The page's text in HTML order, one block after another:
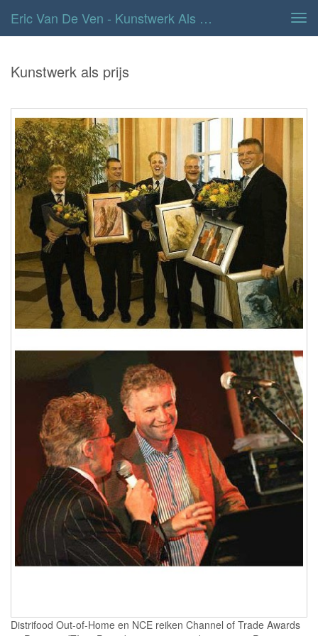
Eric Van De Ven - Kunstwerk Als Prijs
Kunstwerk als prijs
Distrifood Out-of-Home en NCE reiken Channel of Trade Awards